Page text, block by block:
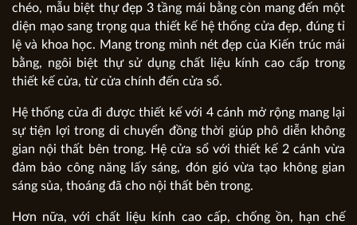
chéo, mẫu biệt thự đẹp 3 tầng mái bằng còn mang đến một
diện mạo sang trọng qua thiết kế hệ thống cửa đẹp, đúng tỉ
lệ và khoa học. Mang trong mình nét đẹp của Kiến trúc mái
bằng, ngôi biệt thự sử dụng chất liệu kính cao cấp trong
thiết kế cửa, từ cửa chính đến cửa sổ.
Hệ thống cửa đi được thiết kế với 4 cánh mở rộng mang lại
sự tiện lợi trong di chuyển đồng thời giúp phô diễn không
gian nội thất bên trong. Hệ cửa sổ với thiết kế 2 cánh vừa
đảm bảo công năng lấy sáng, đón gió vừa tạo không gian
sáng sủa, thoáng đã cho nội thất bên trong.
Hơn nữa, với chất liệu kính cao cấp, chống ồn, hạn chế